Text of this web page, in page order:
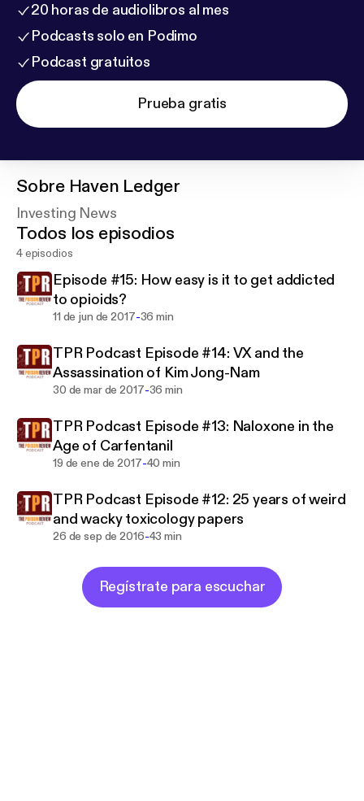
20 horas de audiolibros al mes
Podcasts solo en Podimo
Podcast gratuitos
Prueba gratis
Sobre Haven Ledger
Investing News
Todos los episodios
4 episodios
Episode #15: How easy is it to get addicted
to opioids?
11 de jun de 2017-36 min
TPR Podcast Episode #14: VX and the
Assassination of Kim Jong-Nam
30 de mar de 2017-36 min
TPR Podcast Episode #13: Naloxone in the
Age of Carfentanil
19 de ene de 2017-40 min
TPR Podcast Episode #12: 25 years of weird
and wacky toxicology papers
26 de sep de 2016-43 min
Regístrate para escuchar